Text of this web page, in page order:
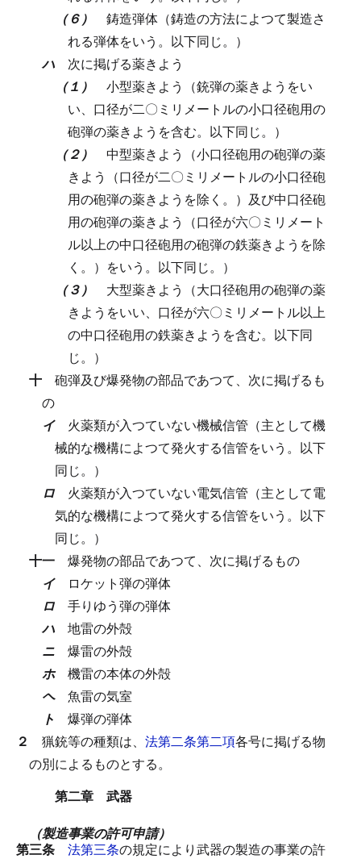
（６） 鋳造弾体（鋳造の方法によつて製造さ
れる弾体をいう。以下同じ。）
ハ 次に掲げる薬きよう
（１） 小型薬きよう（銃弾の薬きようをい
い、口径が二〇ミリメートルの小口径砲用の
砲弾の薬きようを含む。以下同じ。）
（２） 中型薬きよう（小口径砲用の砲弾の薬
きよう（口径が二〇ミリメートルの小口径砲
用の砲弾の薬きようを除く。）及び中口径砲
用の砲弾の薬きよう（口径が六〇ミリメート
ル以上の中口径砲用の砲弾の鉄薬きようを除
く。）をいう。以下同じ。）
（３） 大型薬きよう（大口径砲用の砲弾の薬
きようをいい、口径が六〇ミリメートル以上
の中口径砲用の鉄薬きようを含む。以下同
じ。）
十 砲弾及び爆発物の部品であつて、次に掲げるも
の
イ 火薬類が入つていない機械信管（主として機
械的な機構によつて発火する信管をいう。以下
同じ。）
ロ 火薬類が入つていない電気信管（主として電
気的な機構によつて発火する信管をいう。以下
同じ。）
十一 爆発物の部品であつて、次に掲げるもの
イ
ロケット弾の弾体
ロ 手りゆう弾の弾体
ハ 地雷の外殻
ニ 爆雷の外殻
ホ 機雷の本体の外殻
ヘ 魚雷の気室
ト 爆弾の弾体
２ 猟銃等の種類は、 法第二条第二項各号に掲げる物
の別によるものとする。
第二章 武器
（製造事業の許可申請）
第三条 法第三条の規定により武器の製造の事業の許